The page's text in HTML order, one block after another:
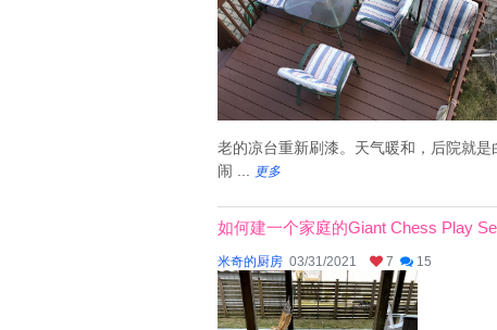
老的凉台重新刷漆。天气暖和，后院就
闹 ...
更多
如何建一个家庭的Giant Chess Play
米奇的厨房 03/31/2021 7 15